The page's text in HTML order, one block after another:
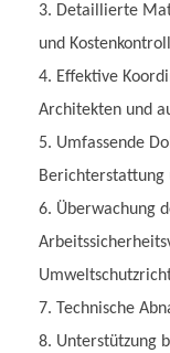
Detaillierte
und
Effektive
Architekten und
Umfassende
Berichterstattung
Überwachung
Technische
Unterstützung